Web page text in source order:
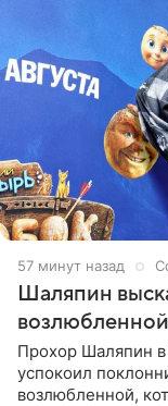
57 минут назад
Шаляпин
Прохор Шаляпин
успокоил
возлюбленной,